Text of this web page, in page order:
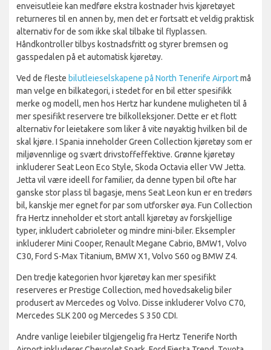
enveisutleie kan medføre ekstra kostnader hvis kjøretøyet
returneres til en annen by, men det er fortsatt et veldig praktisk
alternativ for de som ikke skal tilbake til flyplassen.
Håndkontroller tilbys kostnadsfritt og styrer bremsen og
gasspedalen på et automatisk kjøretøy.
Ved de fleste bilutleieselskapene på North Tenerife Airportmå
man velge en bilkategori, i stedet for en bil etter spesifikk
merke og modell, men hos Hertz har kundene muligheten til å
mer spesifikt reservere tre bilkolleksjoner. Dette er et flott
alternativ for leietakere som liker å vite nøyaktig hvilken bil de
skal kjøre. I Spania inneholder Green Collection kjøretøy som er
miljøvennlige og svært drivstoffeffektive. Grønne kjøretøy
inkluderer Seat Leon Eco Style, Skoda Octavia eller VW Jetta.
Jetta vil være ideell for familier, da denne typen bil ofte har
ganske stor plass til bagasje, mens Seat Leon kun er en tredørs
bil, kanskje mer egnet for par som utforsker øya. Fun Collection
fra Hertz inneholder et stort antall kjøretøy av forskjellige
typer, inkludert cabrioleter og mindre mini-biler. Eksempler
inkluderer Mini Cooper, Renault Megane Cabrio, BMW1, Volvo
C30, Ford S-Max Titanium, BMW X1, Volvo S60 og BMW Z4.
Den tredje kategorien hvor kjøretøy kan mer spesifikt
reserveres er Prestige Collection, med hovedsakelig biler
produsert av Mercedes og Volvo. Disse inkluderer Volvo C70,
Mercedes SLK 200 og Mercedes S 350 CDI.
Andre vanlige leiebiler tilgjengelig fra Hertz Tenerife North